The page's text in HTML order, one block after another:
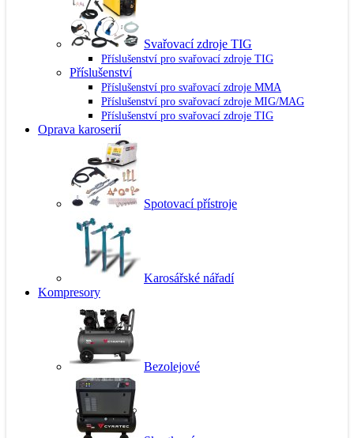
Svařovací zdroje TIG
Příslušenství pro svařovací zdroje TIG
Příslušenství
Příslušenství pro svařovací zdroje MMA
Příslušenství pro svařovací zdroje MIG/MAG
Příslušenství pro svařovací zdroje TIG
Oprava karoserií
Spotovací přístroje
Karosářské nářadí
Kompresory
Bezolejové